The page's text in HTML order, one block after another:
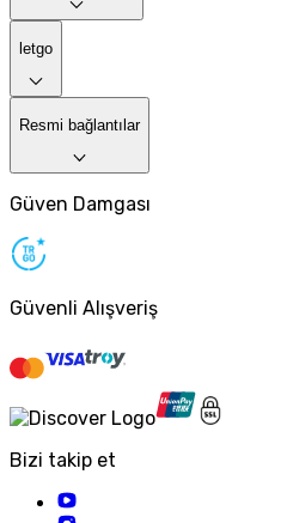
letgo
Resmi bağlantılar
Güven Damgası
Güvenli Alışveriş
Bizi takip et